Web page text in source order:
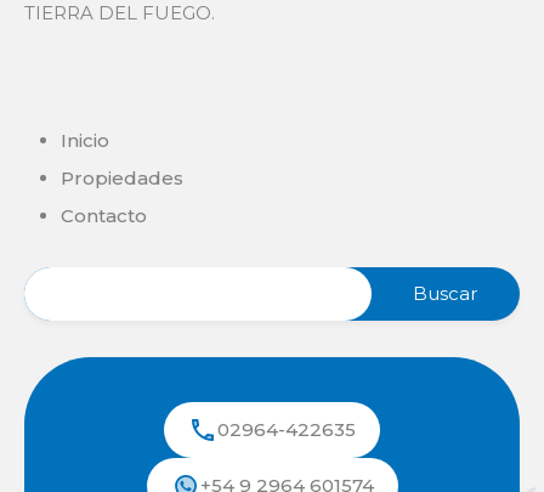
TIERRA DEL FUEGO.
Inicio
Propiedades
Contacto
02964-422635
+54 9 2964 601574